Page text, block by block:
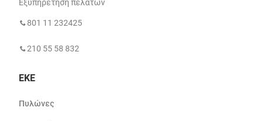
Εξυπηρέτηση πελατών
801 11 232425
210 55 58 832
ΕΚΕ
Πυλώνες